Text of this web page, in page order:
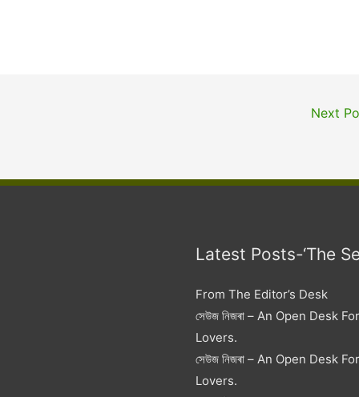
Next
Latest Posts-‘The
From The Editor’s Desk
সেউজ নিজৰা – An Open Desk
Lovers.
সেউজ নিজৰা – An Open Desk
Lovers.